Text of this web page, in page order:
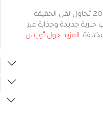
مؤسسة إخبارية جزائرية تأسست سنة 2019 تُحاول نقل الحقيقة
خبرية جديدة وجذابة عبر
المزيد حول أوراس